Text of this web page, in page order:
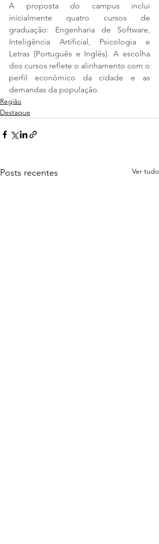
A proposta do campus inclui
inicialmente quatro cursos de
graduação: Engenharia de Software,
Inteligência Artificial, Psicologia e
Letras (Português e Inglês). A escolha
dos cursos reflete o alinhamento com o
perfil econômico da cidade e as
demandas da população.
Região
Destaque
Posts recentes Ver tudo